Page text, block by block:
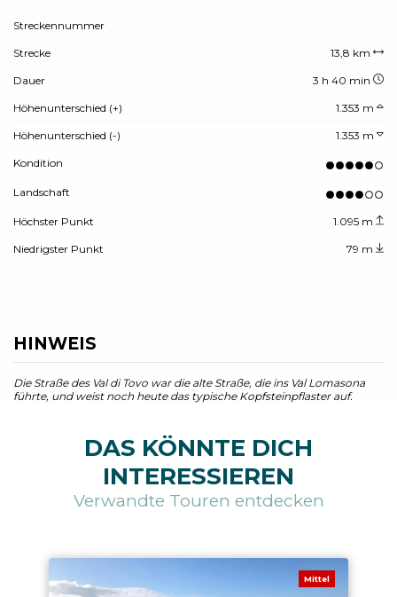
Streckennummer
Strecke 13,8 km
Dauer 3 h 40 min
Höhenunterschied (+) 1.353 m
Höhenunterschied (-) 1.353 m
Kondition
Landschaft
Höchster Punkt 1.095 m
Niedrigster Punkt 79 m
HINWEIS
Die Straße des Val di Tovo war die alte Straße, die ins Val Lomasona
führte, und weist noch heute das typische Kopfsteinpflaster auf.
DAS KÖNNTE DICH
INTERESSIEREN
Verwandte Touren entdecken
Mittel